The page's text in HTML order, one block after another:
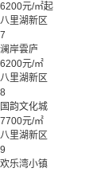
6200元/㎡起
八里湖新区
7
澜岸雲庐
6200元/㎡
八里湖新区
8
国韵文化城
7700元/㎡
八里湖新区
9
欢乐湾小镇